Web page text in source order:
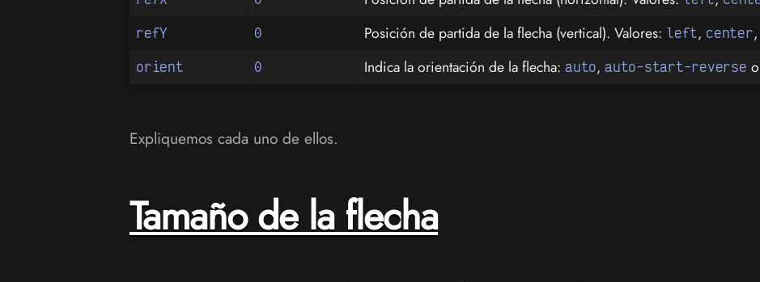
refY 0 Posición de partida de la flecha (vertical). Valores: left, center,
orient 0 Indica la orientación de la flecha: auto, auto-start-reverse
Expliquemos cada uno de ellos.
Tamaño de la flecha